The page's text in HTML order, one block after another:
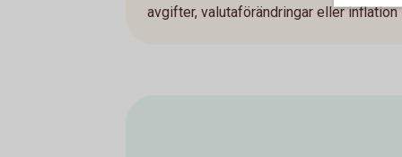
avgifter, valutaförändringar eller inflation